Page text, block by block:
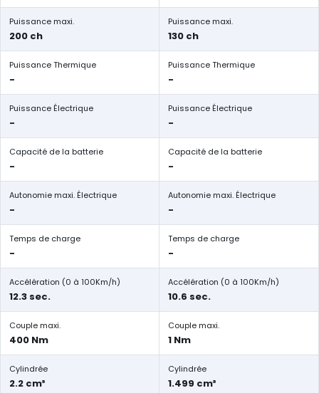
Puissance maxi.
200 ch
Puissance maxi.
130 ch
Puissance Thermique
-
Puissance Thermique
-
Puissance Électrique
-
Puissance Électrique
-
Capacité de la batterie
-
Capacité de la batterie
-
Autonomie maxi. Électrique
-
Autonomie maxi. Électrique
-
Temps de charge
-
Temps de charge
-
Accélération (0 à 100Km/h)
12.3 sec.
Accélération (0 à 100Km/h)
10.6 sec.
Couple maxi.
400 Nm
Couple maxi.
1 Nm
Cylindrée
2.2 cm³
Cylindrée
1.499 cm³